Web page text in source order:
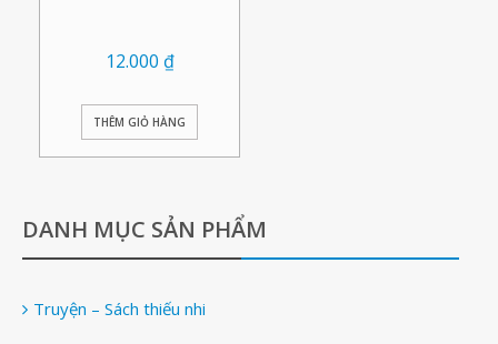
12.000 ₫
THÊM GIỎ HÀNG
DANH MỤC SẢN PHẨM
Truyện – Sách thiếu nhi